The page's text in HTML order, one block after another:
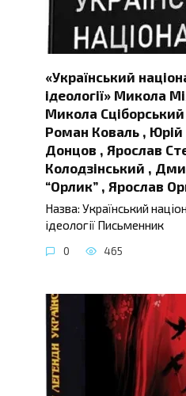
«Український
ідеології» Микола
Микола
Роман Коваль ,
Донцов , Ярослав
Колодзінський ,
“Орлик” , Ярослав
Назва: Український
ідеології Письменник
0 465